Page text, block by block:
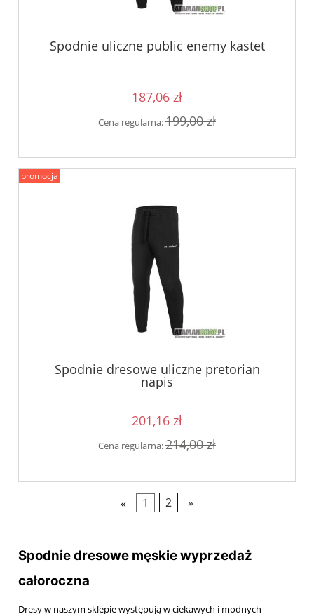
Spodnie uliczne public enemy kastet
187,06 zł
Cena regularna:199,00 zł
Spodnie dresowe uliczne pretorian
napis
201,16 zł
Cena regularna:214,00 zł
promocja
« 1 2 »
Spodnie dresowe męskie wyprzedaż
całoroczna
Dresy w naszym sklepie występują w ciekawych i modnych